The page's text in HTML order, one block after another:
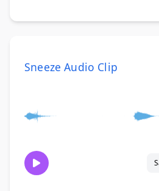
Sneeze Audio Clip